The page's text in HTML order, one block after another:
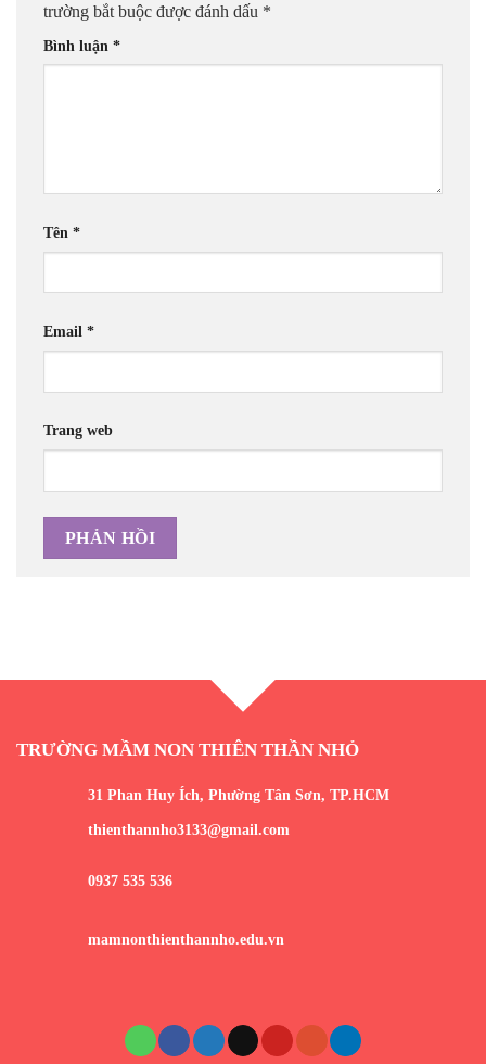
trường bắt buộc được đánh dấu *
Bình luận *
Tên *
Email *
Trang web
TRƯỜNG MẦM NON THIÊN THẦN NHỎ
31 Phan Huy Ích, Phường Tân Sơn, TP.HCM
thienthannho3133@gmail.com
0937 535 536
mamnonthienthannho.edu.vn